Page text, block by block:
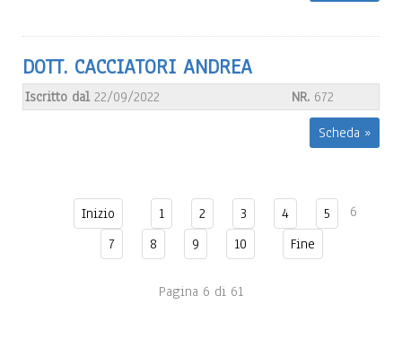
DOTT. CACCIATORI ANDREA
Iscritto dal 22/09/2022 NR. 672
Scheda »
Inizio 1 2 3 4 5
6
7
8 9 10 Fine
Pagina 6 di 61